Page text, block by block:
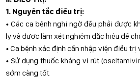
1. Nguyên tắc điều trị:
• Các ca bệnh nghi ngờ đều phải được
ly và được làm xét nghiệm đặc hiệu để
• Ca bệnh xác định cần nhập viện điều trị
• Sử dụng thuốc kháng vi rút
sớm càng tốt.